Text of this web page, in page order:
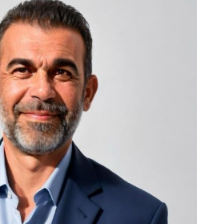
natura lor, spații apropiate
pereți care nu pot fi făcuți
și economice.
de sus sau din coridorul
cele mai frecvente
oaspeți în recenziile online,
pentru servicii și
nu identifică pardoseala
ci descriu simplu senzația